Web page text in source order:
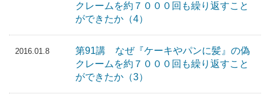
クレームを約７０００回も繰り返すこと
ができたか（4）
2016.01.8
第91講 なぜ『ケーキやパンに髪』の偽
クレームを約７０００回も繰り返すこと
ができたか（3）